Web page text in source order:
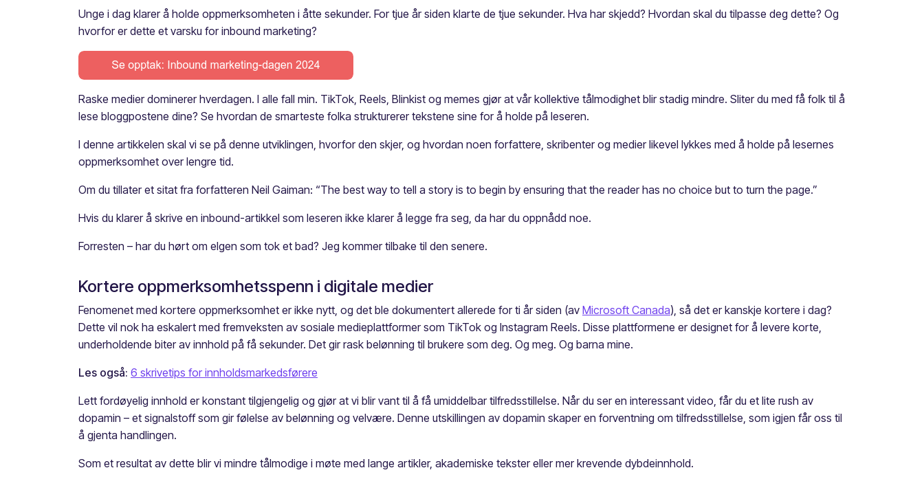
Unge i dag klarer å holde oppmerksomheten i åtte sekunder. For tjue år siden klarte de tjue sekunder. Hva har skjedd? Hvordan skal du tilpasse deg dette? Og
hvorfor er dette et varsku for inbound marketing?
Raske medier dominerer hverdagen. I alle fall min. TikTok, Reels, Blinkist og memes gjør at vår kollektive tålmodighet blir stadig mindre. Sliter du med få folk til å
lese bloggpostene dine? Se hvordan de smarteste folka strukturerer tekstene sine for å holde på leseren.
I denne artikkelen skal vi se på denne utviklingen, hvorfor den skjer, og hvordan noen forfattere, skribenter og medier likevel lykkes med å holde på lesernes
oppmerksomhet over lengre tid.
Om du tillater et sitat fra forfatteren Neil Gaiman: “The best way to tell a story is to begin by ensuring that the reader has no choice but to turn the page.”
Hvis du klarer å skrive en inbound-artikkel som leseren ikke klarer å legge fra seg, da har du oppnådd noe.
Forresten – har du hørt om elgen som tok et bad? Jeg kommer tilbake til den senere.
Kortere oppmerksomhetsspenn i digitale medier
Fenomenet med kortere oppmerksomhet er ikke nytt, og det ble dokumentert allerede for ti år siden (av Microsoft Canada), så det er kanskje kortere i dag?
Dette vil nok ha eskalert med fremveksten av sosiale medieplattformer som TikTok og Instagram Reels. Disse plattformene er designet for å levere korte,
underholdende biter av innhold på få sekunder. Det gir rask belønning til brukere som deg. Og meg. Og barna mine.
Les også: 6 skrivetips for innholdsmarkedsførere
Lett fordøyelig innhold er konstant tilgjengelig og gjør at vi blir vant til å få umiddelbar tilfredsstillelse. Når du ser en interessant video, får du et lite rush av
dopamin – et signalstoff som gir følelse av belønning og velvære. Denne utskillingen av dopamin skaper en forventning om tilfredsstillelse, som igjen får oss til
å gjenta handlingen.
Som et resultat av dette blir vi mindre tålmodige i møte med lange artikler, akademiske tekster eller mer krevende dybdeinnhold.